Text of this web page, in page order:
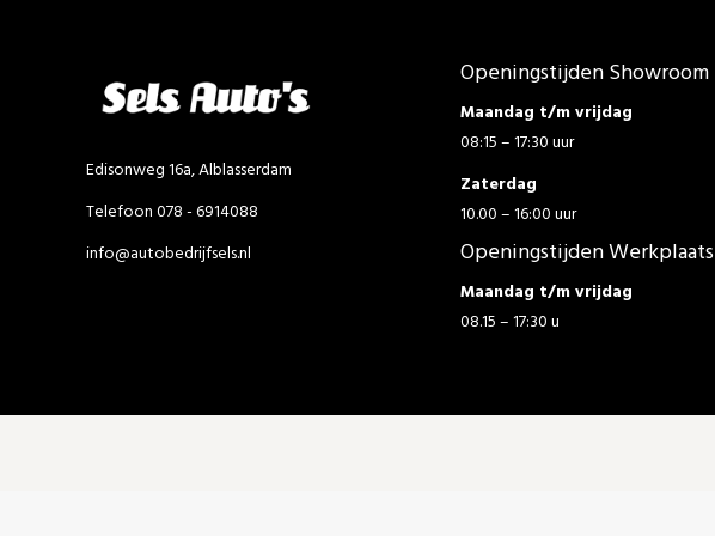
Edisonweg 16a, Alblasserdam
Telefoon 078 - 6914088
info@autobedrijfsels.nl
Openingstijden Showroom
Maandag t/m vrijdag
08:15 – 17:30 uur
Zaterdag
10.00 – 16:00 uur
Openingstijden Werkplaats
Maandag t/m vrijdag
08.15 – 17:30 u